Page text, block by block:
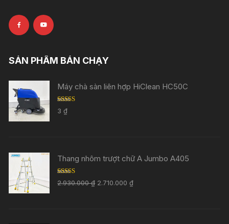
SẢN PHẨM BÁN CHẠY
Máy chà sàn liên hợp HiClean HC50C
Rated
out of 5
3₫
Thang nhôm trượt chữ A Jumbo A405
Rated 5.00
out of 5
2.930.000₫ 2.710.000₫